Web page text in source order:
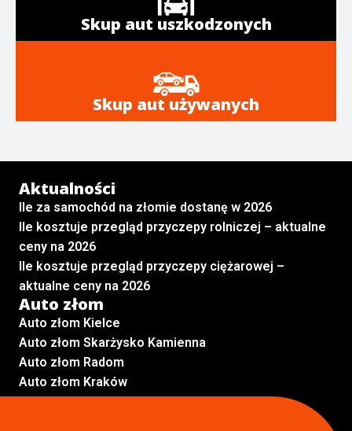
Skup aut uszkodzonych
Skup aut używanych
Aktualności
Ile za samochód na złomie dostanę w 2026
Ile kosztuje przegląd przyczepy rolniczej – aktualne
ceny na 2026
Ile kosztuje przegląd przyczepy ciężarowej –
aktualne ceny na 2026
Auto złom
Auto złom Kielce
Auto złom Skarżysko Kamienna
Auto złom Radom
Auto złom Kraków